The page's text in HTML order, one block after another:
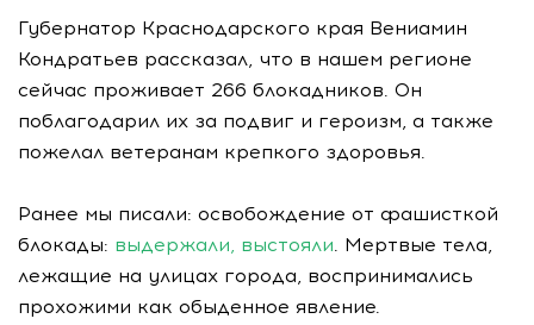
Губернатор Краснодарского края Вениамин
Кондратьев рассказал, что в нашем регионе
сейчас проживает 266 блокадников. Он
поблагодарил их за подвиг и героизм, а также
пожелал ветеранам крепкого здоровья.
Ранее мы писали: освобождение от фашисткой
блокады: выдержали, выстояли. Мертвые тела,
лежащие на улицах города, воспринимались
прохожими как обыденное явление.